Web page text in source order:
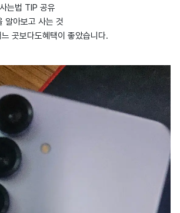
는법 TIP 공유
알아보고 사는 것
곳보다도혜택이 좋았습니다.